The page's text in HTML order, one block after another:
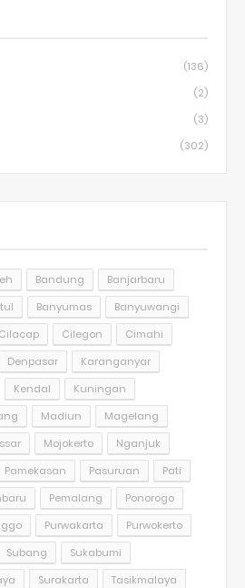
(136)
(2)
(3)
(302)
Bandung
Banjarbaru
Banyumas
Banyuwangi
Cilacap Cilegon
Cimahi
Denpasar
Karanganyar
Kendal
Kuningan
Madiun
Magelang
Mojokerto
Nganjuk
Pamekasan Pasuruan
Pati
Pemalang
Ponorogo
Purwakarta
Purwokerto
Subang
Sukabumi
Surakarta
Tasikmalaya